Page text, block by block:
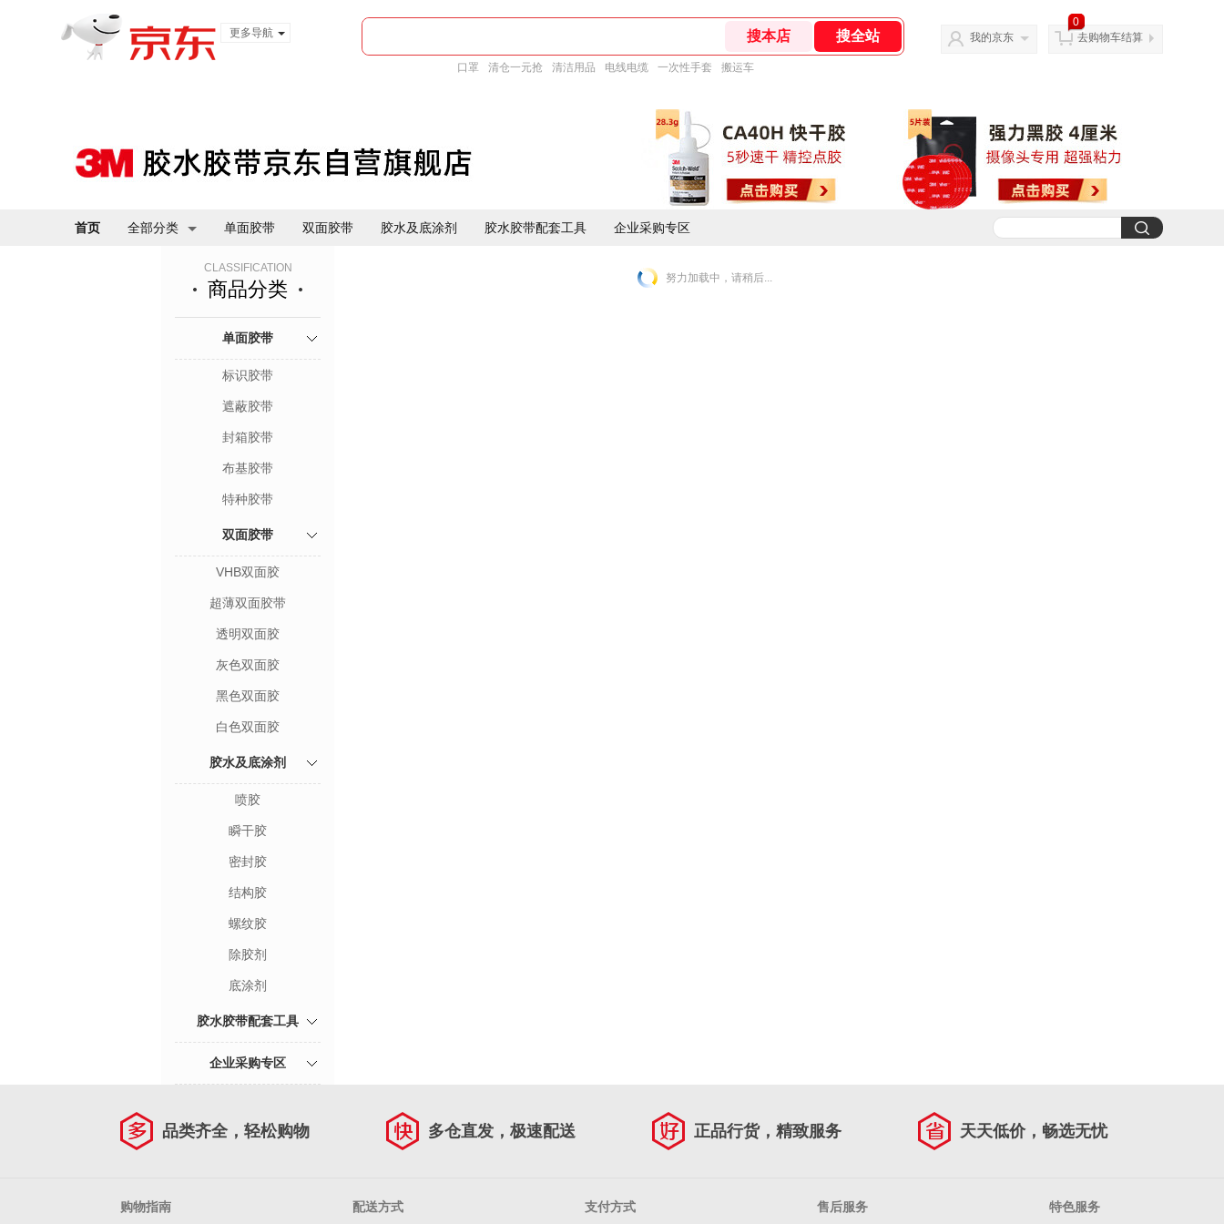
更多导航
口罩 清仓一元抢 清洁用品 电线电缆 一次性手套 搬运车
我的京东
0
去购物车结算
首页 全部分类 单面胶带 双面胶带 胶水及底涂剂 胶水胶带配套工具 企业采购专区
CLASSIFICATION
商品分类
单面胶带
标识胶带
遮蔽胶带
封箱胶带
布基胶带
特种胶带
双面胶带
VHB双面胶
超薄双面胶带
透明双面胶
灰色双面胶
黑色双面胶
白色双面胶
胶水及底涂剂
喷胶
瞬干胶
密封胶
结构胶
螺纹胶
除胶剂
底涂剂
胶水胶带配套工具
企业采购专区
努力加载中，请稍后...
品类齐全，轻松购物 多仓直发，极速配送 正品行货，精致服务 天天低价，畅选无忧
购物指南 配送方式 支付方式 售后服务 特色服务